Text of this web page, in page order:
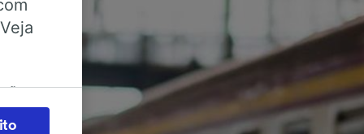
para